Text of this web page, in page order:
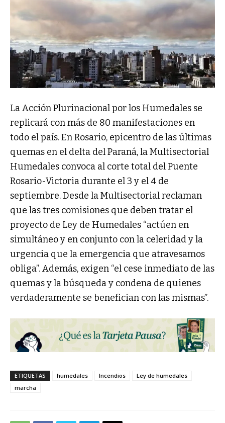
La Acción Plurinacional por los Humedales se
replicará con más de 80 manifestaciones en
todo el país. En Rosario, epicentro de las últimas
quemas en el delta del Paraná, la Multisectorial
Humedales convoca al corte total del Puente
Rosario-Victoria durante el 3 y el 4 de
septiembre. Desde la Multisectorial reclaman
que las tres comisiones que deben tratar el
proyecto de Ley de Humedales “actúen en
simultáneo y en conjunto con la celeridad y la
urgencia que la emergencia que atravesamos
obliga”. Además, exigen “el cese inmediato de las
quemas y la búsqueda y condena de quienes
verdaderamente se benefician con las mismas”.
ETIQUETAS humedales Incendios
Ley de humedales
marcha